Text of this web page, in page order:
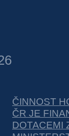
ČINNOST
ČR JE
DOTACEMI